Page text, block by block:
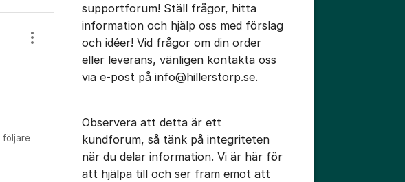
Visa/dölj inställningar för inlägg/kommentar
följare
supportforum! Ställ frågor, hitta
information och hjälp oss med förslag
och idéer! Vid frågor om din order
eller leverans, vänligen kontakta oss
via e-post på info@hillerstorp.se.
Observera att detta är ett
kundforum, så tänk på integriteten
när du delar information. Vi är här för
att hjälpa till och ser fram emot att